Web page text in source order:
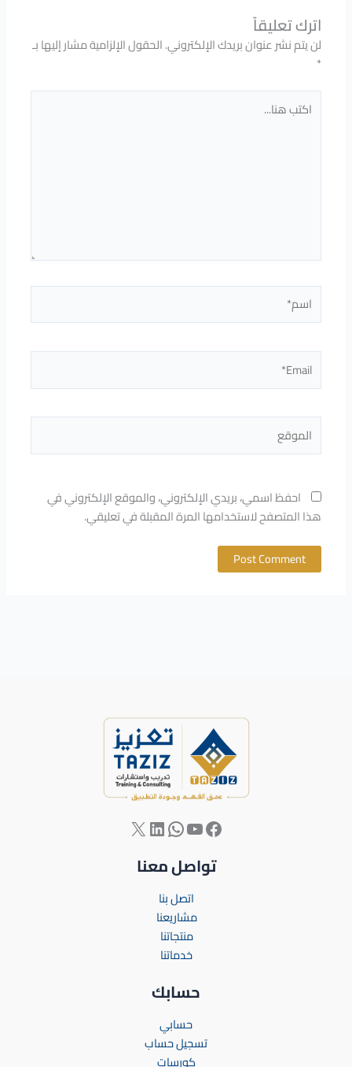
اترك تعليقاً
لن يتم نشر عنوان بريدك الإلكتروني. الحقول الإلزامية مشار إليها بـ
*
هنا...
اسم*
احفظ اسمي، بريدي الإلكتروني، والموقع الإلكتروني في
هذا المتصفح لاستخدامها المرة المقبلة في تعليقي.
تواصل معنا
اتصل بنا
مشاريعنا
منتجاتنا
خدماتنا
حسابك
حسابي
تسجيل حساب
كورسات